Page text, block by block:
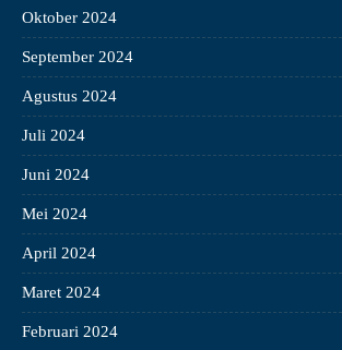
Oktober 2024
September 2024
Agustus 2024
Juli 2024
Juni 2024
Mei 2024
April 2024
Maret 2024
Februari 2024